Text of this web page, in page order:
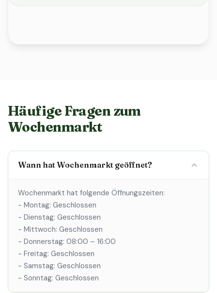
Häufige Fragen zum
Wochenmarkt
Wann hat Wochenmarkt geöffnet?
Wochenmarkt hat folgende Öffnungszeiten:
- Montag: Geschlossen
- Dienstag: Geschlossen
- Mittwoch: Geschlossen
- Donnerstag: 08:00 – 16:00
- Freitag: Geschlossen
- Samstag: Geschlossen
- Sonntag: Geschlossen